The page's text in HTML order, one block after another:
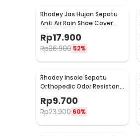
Rhodey Jas Hujan Sepatu
Anti Air Rain Shoe Cover
Rp17.900
Rp36.900 52%
Rhodey Insole Sepatu
Orthopedic Odor Resistant
Rp9.700
Rp23.900 60%